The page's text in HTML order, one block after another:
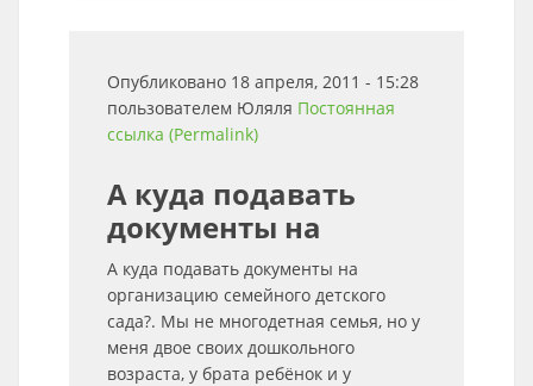
Опубликовано 18 апреля, 2011 - 15:28
пользователем Юляля Постоянная
ссылка (Permalink)
А куда подавать
документы на
А куда подавать документы на
организацию семейного детского
сада?. Мы не многодетная семья, но у
меня двое своих дошкольного
возраста, у брата ребёнок и у